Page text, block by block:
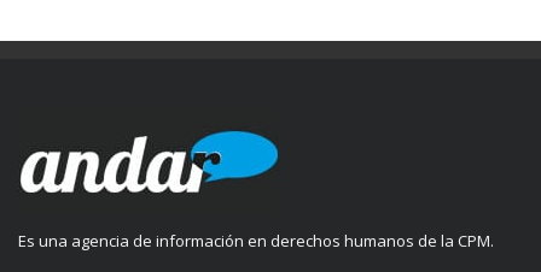
Es una agencia de información en derechos humanos de la CPM.